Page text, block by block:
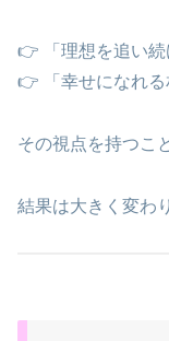
👉 「理想を追い続
👉 「幸せになれる
その視点を持つこ
結果は大きく変わ